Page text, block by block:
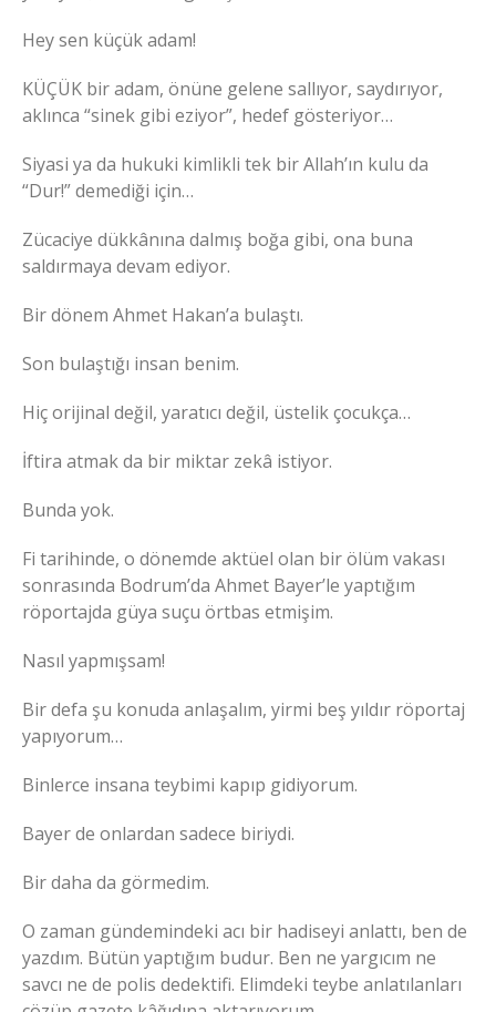
Hey sen küçük adam!
KÜÇÜK bir adam, önüne gelene sallıyor, saydırıyor,
aklınca “sinek gibi eziyor”, hedef gösteriyor…
Siyasi ya da hukuki kimlikli tek bir Allah’ın kulu da
“Dur!” demediği için…
Zücaciye dükkânına dalmış boğa gibi, ona buna
saldırmaya devam ediyor.
Bir dönem Ahmet Hakan’a bulaştı.
Son bulaştığı insan benim.
Hiç orijinal değil, yaratıcı değil, üstelik çocukça…
İftira atmak da bir miktar zekâ istiyor.
Bunda yok.
Fi tarihinde, o dönemde aktüel olan bir ölüm vakası
sonrasında Bodrum’da Ahmet Bayer’le yaptığım
röportajda güya suçu örtbas etmişim.
Nasıl yapmışsam!
Bir defa şu konuda anlaşalım, yirmi beş yıldır röportaj
yapıyorum…
Binlerce insana teybimi kapıp gidiyorum.
Bayer de onlardan sadece biriydi.
Bir daha da görmedim.
O zaman gündemindeki acı bir hadiseyi anlattı, ben de
yazdım. Bütün yaptığım budur. Ben ne yargıcım ne
savcı ne de polis dedektifi. Elimdeki teybe anlatılanları